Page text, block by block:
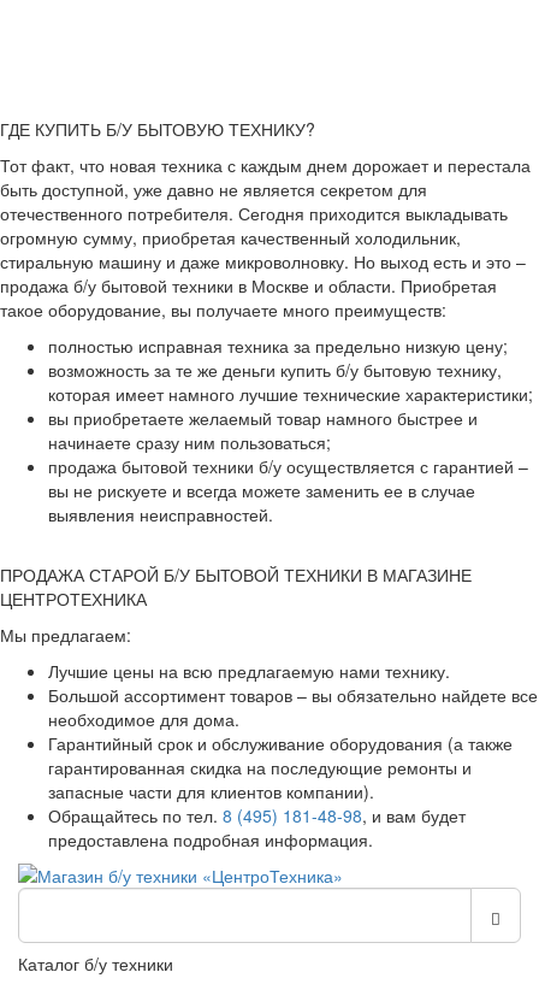
ГДЕ КУПИТЬ Б/У БЫТОВУЮ ТЕХНИКУ?
Тот факт, что новая техника с каждым днем дорожает и перестала
быть доступной, уже давно не является секретом для
отечественного потребителя. Сегодня приходится выкладывать
огромную сумму, приобретая качественный холодильник,
стиральную машину и даже микроволновку. Но выход есть и это –
продажа б/у бытовой техники в Москве и области. Приобретая
такое оборудование, вы получаете много преимуществ:
полностью исправная техника за предельно низкую цену;
возможность за те же деньги купить б/у бытовую технику,
которая имеет намного лучшие технические характеристики;
вы приобретаете желаемый товар намного быстрее и
начинаете сразу ним пользоваться;
продажа бытовой техники б/у осуществляется с гарантией –
вы не рискуете и всегда можете заменить ее в случае
выявления неисправностей.
ПРОДАЖА СТАРОЙ Б/У БЫТОВОЙ ТЕХНИКИ В МАГАЗИНЕ
ЦЕНТРОТЕХНИКА
Мы предлагаем:
Лучшие цены на всю предлагаемую нами технику.
Большой ассортимент товаров – вы обязательно найдете все
необходимое для дома.
Гарантийный срок и обслуживание оборудования (а также
гарантированная скидка на последующие ремонты и
запасные части для клиентов компании).
Обращайтесь по тел. 8 (495) 181-48-98, и вам будет
предоставлена подробная информация.
Каталог б/у техники